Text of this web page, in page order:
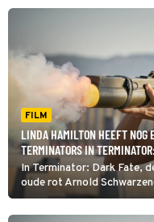
FILM
LINDA HAMILTON HEEFT
TERMINATORS IN
In Terminator: Dark Fate,
oude rot Arnold
Linda Hamilton is terug als